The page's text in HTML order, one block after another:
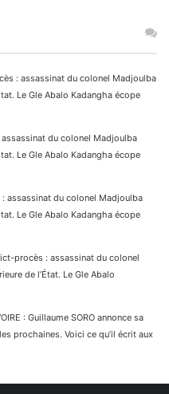
: assassinat du colonel Madjoulba
Le Gle Abalo Kadangha écope
du colonel Madjoulba
Le Gle Abalo Kadangha écope
assassinat du colonel Madjoulba
Le Gle Abalo Kadangha écope
procès : assassinat du colonel
de l’État. Le Gle Abalo
: Guillaume SORO annonce sa
prochaines. Voici ce qu’il écrit aux